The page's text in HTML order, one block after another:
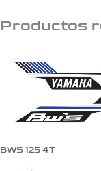
Productos
BWS 125 4T